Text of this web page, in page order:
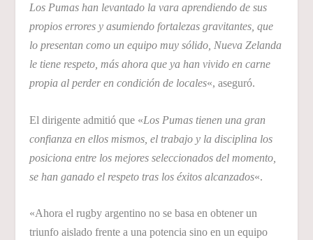
Los Pumas han levantado la vara aprendiendo de sus
propios errores y asumiendo fortalezas gravitantes, que
lo presentan como un equipo muy sólido, Nueva Zelanda
le tiene respeto, más ahora que ya han vivido en carne
propia al perder en condición de locales«, aseguró.
El dirigente admitió que «Los Pumas tienen una gran
confianza en ellos mismos, el trabajo y la disciplina los
posiciona entre los mejores seleccionados del momento,
se han ganado el respeto tras los éxitos alcanzados«.
«Ahora el rugby argentino no se basa en obtener un
triunfo aislado frente a una potencia sino en un equipo